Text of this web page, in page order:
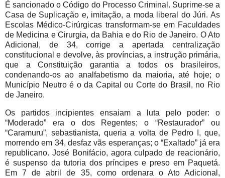
É sancionado o Código do Processo Criminal. Suprime-se a
Casa de Suplicação e, imitação, a moda liberal do Júri. As
Escolas Médico-Cirúrgicas transformam-se em Faculdades
de Medicina e Cirurgia, da Bahia e do Rio de Janeiro. O Ato
Adicional, de 34, corrige a apertada centralização
constitucional e devolve, às províncias, a instrução primária,
que a Constituição garantia a todos os brasileiros,
condenando-os ao analfabetismo da maioria, até hoje; o
Município Neutro é o da Capital ou Corte do Brasil, no Rio
de Janeiro.
Os partidos incipientes ensaiam a luta pelo poder: o
“Moderado” era o dos Regentes; o “Restaurador” ou
“Caramuru”, sebastianista, queria a volta de Pedro I, que,
morrendo em 34, desfaz vãs esperanças; o “Exaltado” já era
republicano. José Bonifácio, agora culpado de reacionário,
é suspenso da tutoria dos príncipes e preso em Paquetá.
Em 7 de abril de 35, como ordenara o Ato Adicional,